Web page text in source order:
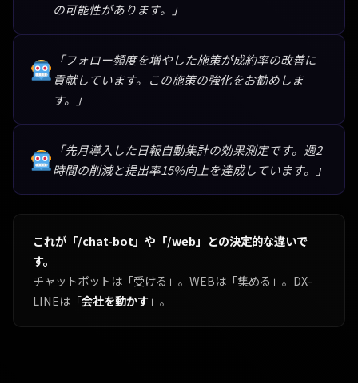
の可能性があります。」
「フォロー頻度を増やした施策が成約率の改善に
貢献しています。この施策の強化をお勧めしま
す。」
「先月導入した日報自動集計の効果測定です。週2
時間の削減と提出率15%向上を達成しています。」
これが「/chat-bot」や「/web」との決定的な違いで
す。
チャットボットは「受ける」。WEBは「集める」。DX-
LINEは「会社を動かす」。